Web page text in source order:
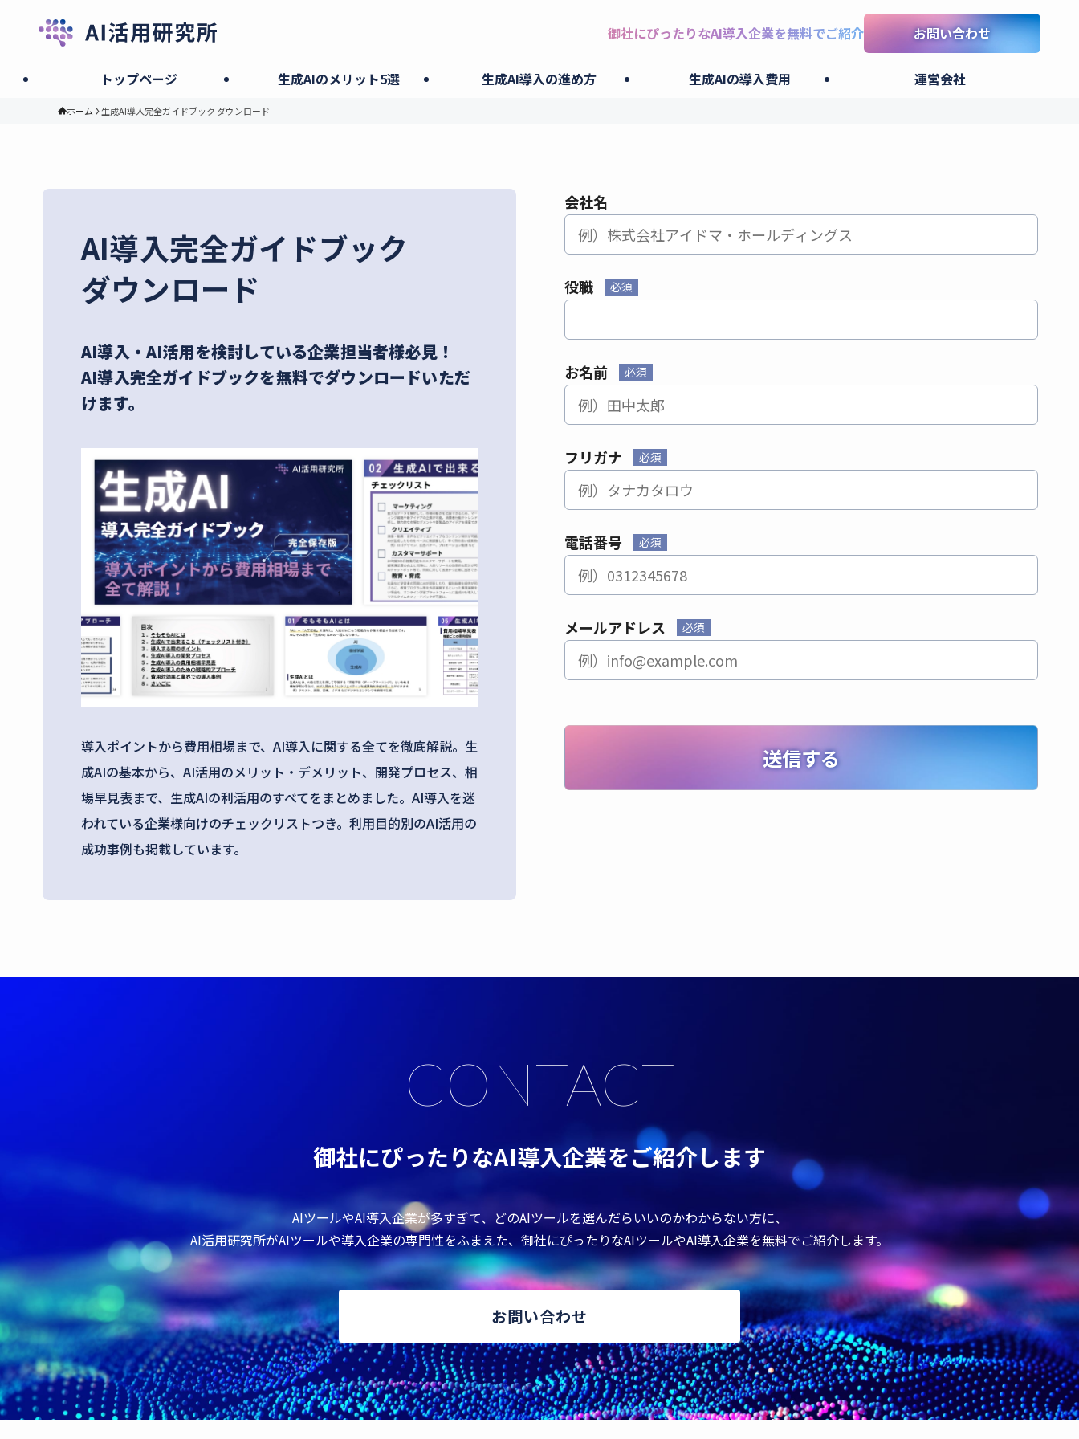
トップページ 生成AIのメリット5選 生成AI導入の進め方 生成AIの導入費用 運営会社
御社にぴったりなAI導入企業を無料でご紹介 お問い合わせ
ホーム 生成AI導入完全ガイドブック ダウンロード
AI導入完全ガイドブック
ダウンロード
AI導入・AI活用を検討している企業担当者様必見！
AI導入完全ガイドブックを無料でダウンロードいただ
けます。
導入ポイントから費用相場まで、AI導入に関する全てを徹底解説。生
成AIの基本から、AI活用のメリット・デメリット、開発プロセス、相
場早見表まで、生成AIの利活用のすべてをまとめました。AI導入を迷
われている企業様向けのチェックリストつき。利用目的別のAI活用の
成功事例も掲載しています。
会社名
役職 必須
お名前 必須
フリガナ 必須
電話番号 必須
メールアドレス 必須
CONTACT
御社にぴったりなAI導入企業をご紹介します
AIツールやAI導入企業が多すぎて、どのAIツールを選んだらいいのかわからない方に、
AI活用研究所がAIツールや導入企業の専門性をふまえた、御社にぴったりなAIツールやAI導入企業を無料でご紹介します。
お問い合わせ